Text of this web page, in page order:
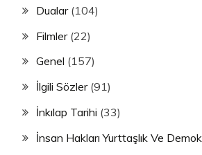
Dualar(104)
Filmler(22)
Genel (157)
İlgili Sözler(91)
İnkılap Tarihi (33)
İnsan Hakları Yurttaşlık Ve